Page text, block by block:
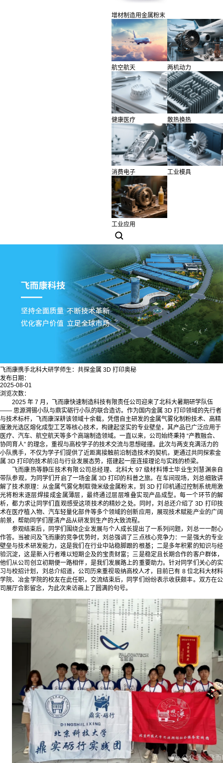
增材制造用金属粉末
航空航天 两机动力
健康医疗 散热换热
消费电子 工业模具
工业应用
飞而康携手北科大研学师生：共探金属 3D 打印奥秘
发布日期：
2025-08-01
浏览次数：
2025 年 7 月，飞而康快速制造科技有限责任公司迎来了北科大暑期研学队伍
—— 思源溯锡小队与鼎实砺行小队的联合造访。作为国内金属 3D 打印领域的先行者
与技术标杆，飞而康深耕该领域十余载，凭借自主研发的金属气雾化制粉技术、高精
度激光选区熔化成型工艺等核心技术，构建起坚实的专业壁垒，其产品已广泛应用于
医疗、汽车、航空航天等多个高端制造领域。一直以来，公司始终秉持 “产教融合、
协同育人” 的理念，重视与高校学子的技术交流与思想碰撞。此次与两支充满活力的
小队携手，不仅为学子们提供了近距离接触前沿制造技术的契机，更通过共同探索金
属 3D 打印的技术前沿与行业发展态势，搭建起一座连接理论与实践的桥梁。
飞而康热等静压技术有限公司总经理、北科大 97 级材料博士毕业生刘慧渊亲自
带队参观，为同学们开启了一场金属 3D 打印的科普之旅。在车间现场，刘总细致讲
解了技术原理：从金属气雾化制取微米级金属粉末，到 3D 打印机通过控制系统用激
光将粉末逐层焊接成金属薄层，最终通过层层堆叠实现产品成型。每一个环节的解
析，都力求让同学们直观感受这项技术的精妙之处。同时，刘总还介绍了 3D 打印技
术在医疗植入物、汽车轻量化部件等多个领域的创新应用，展现技术赋能产业的广阔
前景，帮助同学们厘清产品从研发到生产的大致流程。
参观结束后，同学们围绕企业发展与个人成长提出了一系列问题，刘总一一耐心
作答。当被问及飞而康的竞争优势时，刘总强调了三点核心竞争力：一是强大的专业
壁垒与技术研发能力，这是我们在行业中站稳脚跟的根基；二是多年积累的知识与经
验沉淀，这是新入行者难以短期企及的宝贵财富；三是稳定且长期合作的客户群体，
他们从公司创立初期便一路相伴，是我们发展路上的重要助力。针对同学们关心的实
习与校招计划，刘总介绍道，公司历来重视吸纳高校人才，目前已有 8 位北科大材料
学院、冶金学院的校友在此任职。交流结束后，同学们纷纷表示收获颇丰。双方在公
司展厅合影留念，为此次来访画上了圆满的句号。